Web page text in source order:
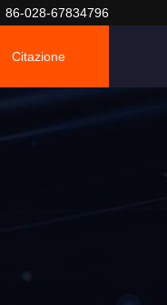
86-028-67834796
Citazione